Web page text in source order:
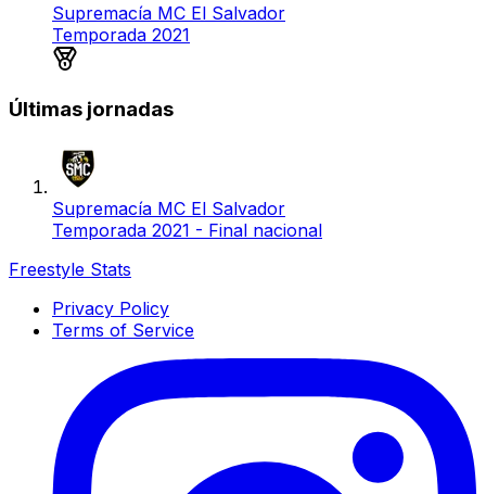
Supremacía MC El Salvador
Temporada 2021
Últimas jornadas
Supremacía MC El Salvador
Temporada 2021 - Final nacional
Freestyle Stats
Privacy Policy
Terms of Service